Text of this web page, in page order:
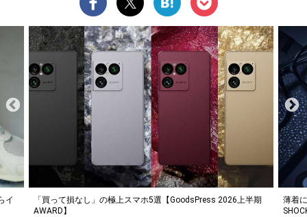
期
薄着になる季節の夏こそ“映える”タフな腕時計を。G-
SHOCK「GRAVITYMASTER」は本当に機能も見た…
【編
チオ